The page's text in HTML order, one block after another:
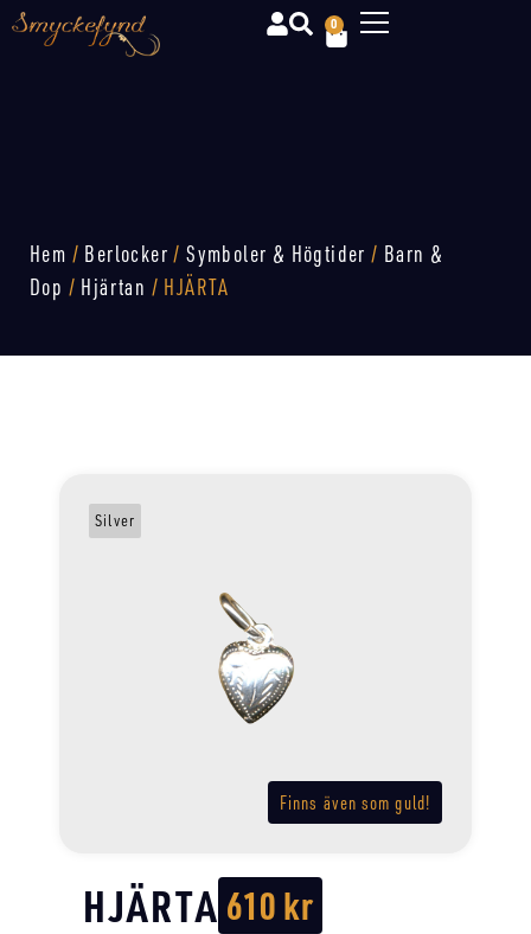
0
Hem / Berlocker /Symboler & Högtider / Barn &
Dop / Hjärtan / HJÄRTA
Finns även som guld!
Silver
HJÄRTA 610kr